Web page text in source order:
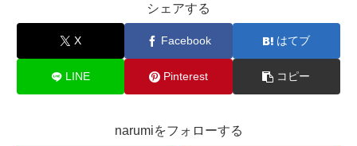
シェアする
X Facebook はてブ
LINE Pinterest コピー
narumiをフォローする